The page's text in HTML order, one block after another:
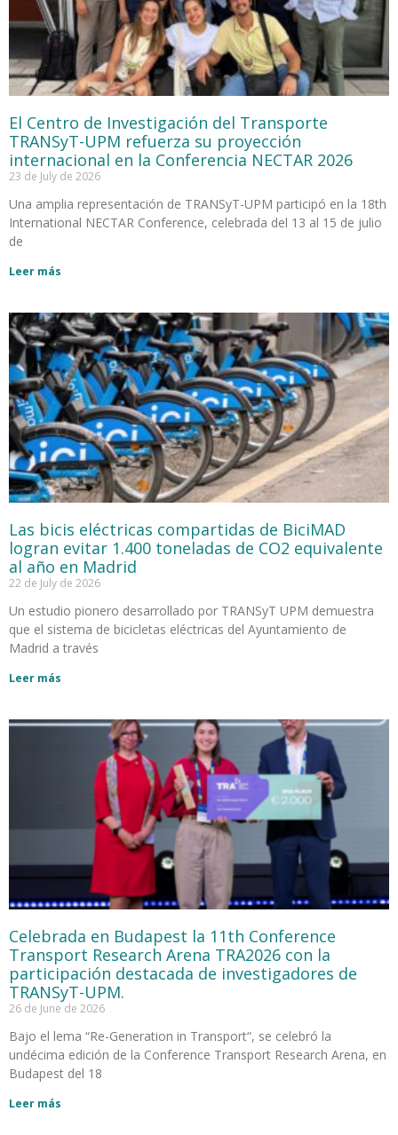
El Centro de Investigación del Transporte
TRANSyT-UPM refuerza su proyección
internacional en la Conferencia NECTAR 2026
23 de July de 2026
Una amplia representación de TRANSyT-UPM participó en la 18th
International NECTAR Conference, celebrada del 13 al 15 de julio
de
Leer más
Las bicis eléctricas compartidas de BiciMAD
logran evitar 1.400 toneladas de CO2 equivalente
al año en Madrid
22 de July de 2026
Un estudio pionero desarrollado por TRANSyT UPM demuestra
que el sistema de bicicletas eléctricas del Ayuntamiento de
Madrid a través
Leer más
Celebrada en Budapest la 11th Conference
Transport Research Arena TRA2026 con la
participación destacada de investigadores de
TRANSyT-UPM.
26 de June de 2026
Bajo el lema “Re-Generation in Transport“, se celebró la
undécima edición de la Conference Transport Research Arena, en
Budapest del 18
Leer más